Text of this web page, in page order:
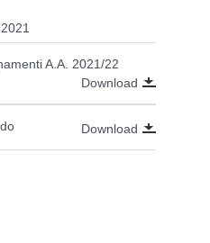
A.A. 2021/22
Download
Download